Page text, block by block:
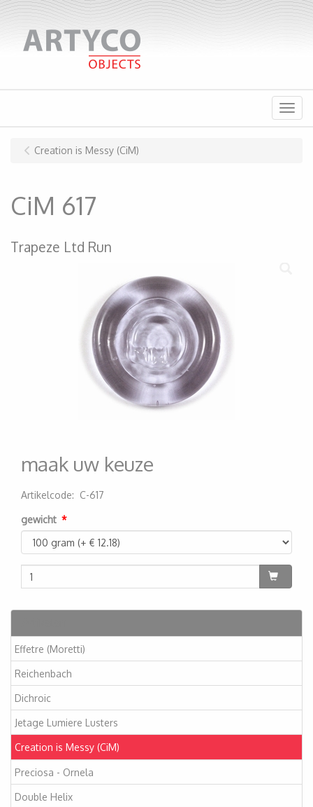
Menu
Effetre (Moretti)
Reichenbach
Dichroic
Jetage Lumiere Lusters
Creation is Messy (CiM)
Preciosa - Ornela
Double Helix
Creation is Messy (CiM)
CiM 617
Trapeze Ltd Run
maak uw keuze
Artikelcode: C-617
gewicht